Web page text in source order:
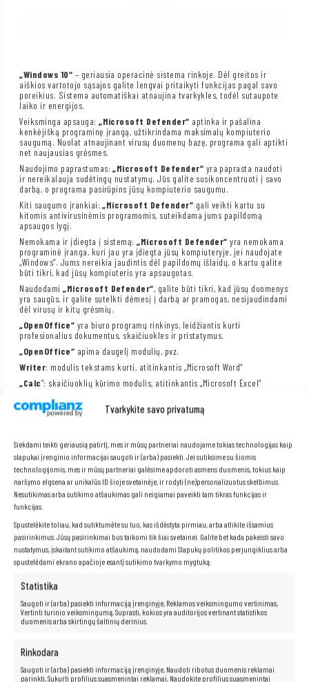
Tvarkykite savo privatumą
Siekdami teikti geriausią patirtį, mes ir mūsų partneriai naudojame tokias technologijas kaip
slapukai įrenginio informacijai saugoti ir (arba) pasiekti. Jei sutiksime su šiomis
technologijomis, mes ir mūsų partneriai galėsime apdoroti asmens duomenis, tokius kaip
naršymo elgsena ar unikalūs ID šioje svetainėje, ir rodyti (ne)personalizuotus skelbimus.
Nesutikimas arba sutikimo atšaukimas gali neigiamai paveikti tam tikras funkcijas ir
funkcijas.
Spustelėkite toliau, kad sutiktumėte su tuo, kas išdėstyta pirmiau, arba atlikite išsamius
pasirinkimus. Jūsų pasirinkimai bus taikomi tik šiai svetainei. Galite bet kada pakeisti savo
nustatymus, įskaitant sutikimo atšaukimą, naudodami Slapukų politikos perjungiklius arba
spustelėdami ekrano apačioje esantį sutikimo tvarkymo mygtuką.
Statistika
Saugoti ir (arba) pasiekti informaciją įrenginyje, Reklamos veiksmingumo vertinimas,
Vertinti turinio veiksmingumą, Suprasti, kokios yra auditorijos vertinant statistikos
duomenis arba skirtingų šaltinių derinius.
Rinkodara
Saugoti ir (arba) pasiekti informaciją įrenginyje, Naudoti ribotus duomenis reklamai
parinkti, Sukurti profilius suasmenintai reklamai, Naudokite profilius suasmenintai
„Windows 10“ – geriausia operacinė sistema rinkoje. Dėl greitos ir
aiškios vartotojo sąsajos galite lengvai pritaikyti funkcijas pagal savo
poreikius. Sistema automatiškai atnaujina tvarkykles, todėl sutaupote
laiko ir energijos.
Veiksminga apsauga:„Microsoft Defender“ aptinka ir pašalina
kenkėjišką programinę įrangą, užtikrindama maksimalų kompiuterio
saugumą. Nuolat atnaujinant virusų duomenų bazę, programa gali aptikti
net naujausias grėsmes.
Naudojimo paprastumas:„Microsoft Defender“ yra paprasta naudoti
ir nereikalauja sudėtingų nustatymų. Jūs galite susikoncentruoti į savo
darbą, o programa pasirūpins jūsų kompiuterio saugumu.
Kiti saugumo įrankiai:„Microsoft Defender“ gali veikti kartu su
kitomis antivirusinėmis programomis, suteikdama jums papildomą
apsaugos lygį.
Nemokama ir įdiegta į sistemą:„Microsoft Defender“ yra nemokama
programinė įranga, kuri jau yra įdiegta jūsų kompiuteryje, jei naudojate
„Windows“. Jums nereikia jaudintis dėl papildomų išlaidų, o kartu galite
būti tikri, kad jūsų kompiuteris yra apsaugotas.
Naudodami„Microsoft Defender“, galite būti tikri, kad jūsų duomenys
yra saugūs, ir galite sutelkti dėmesį į darbą ar pramogas, nesijaudindami
dėl virusų ir kitų grėsmių.
„OpenOffice“ yra biuro programų rinkinys, leidžiantis kurti
profesionalius dokumentus, skaičiuokles ir pristatymus.
„OpenOffice“ apima daugelį modulių, pvz.
Writer: modulis tekstams kurti, atitinkantis „Microsoft Word“
„Calc“: skaičiuoklių kūrimo modulis, atitinkantis „Microsoft Excel“
„Impress
PowerPoint“
Base: modulis, skirtas duomenų bazėms kurti ir valdyti.
OpenOfficesiūlo daug privalumų, pavyzdžiui:
OpenOfficeyra visiškai suderinamas su kitomis biuro programų
paketais, įskaitant Microsoft Office, o tai reiškia, kad jūs neturėsite jokių
problemų atidarydami ir redaguodami dokumentus, sukurtus kitose
programose.
OpenOffice są
saja yra intuityvi ir lengva naudoti, todėl galite sutelkti
dėmesį į dokumentų kūrimą, o ne į sudėtingos programinės įrangos
naudojimo mokymąsi.